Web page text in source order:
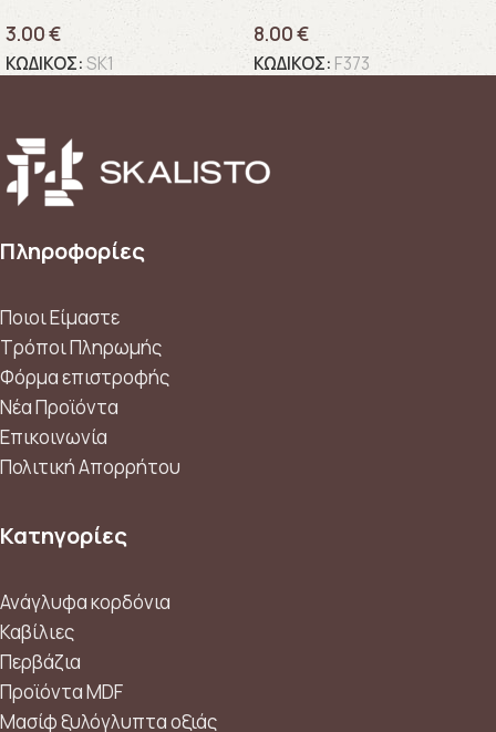
3.00€
ΚΩΔΙΚΟΣ:SK1
8.00€
ΚΩΔΙΚΟΣ: F373
Πληροφορίες
Ποιοι Είμαστε
Τρόποι Πληρωμής
Φόρμα επιστροφής
Νέα Προϊόντα
Επικοινωνία
Πολιτική Απορρήτου
Κατηγορίες
Ανάγλυφα κορδόνια
Καβίλιες
Περβάζια
Προϊόντα MDF
Μασίφ ξυλόγλυπτα οξιάς